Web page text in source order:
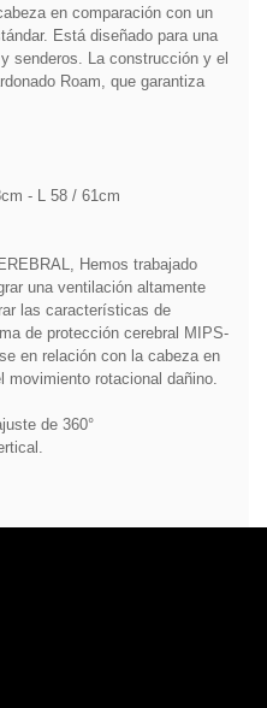
en comparación con un
Está diseñado para una
senderos. La construcción y el
Roam, que garantiza
- L 58 / 61cm
Hemos trabajado
una ventilación altamente
las características de
de protección cerebral MIPS-
en relación con la cabeza en
rotacional dañino.
de 360°